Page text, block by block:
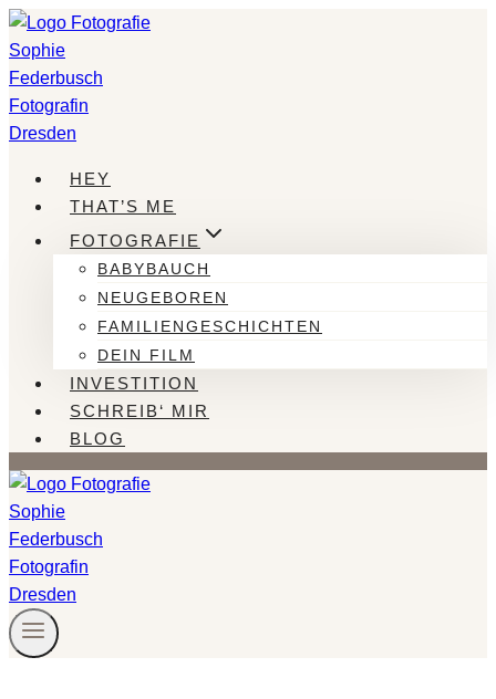
Zum
Inhalt
springen
HEY
THAT’S ME
FOTOGRAFIE
BABYBAUCH
NEUGEBOREN
FAMILIENGESCHICHTEN
DEIN FILM
INVESTITION
SCHREIB‘ MIR
BLOG